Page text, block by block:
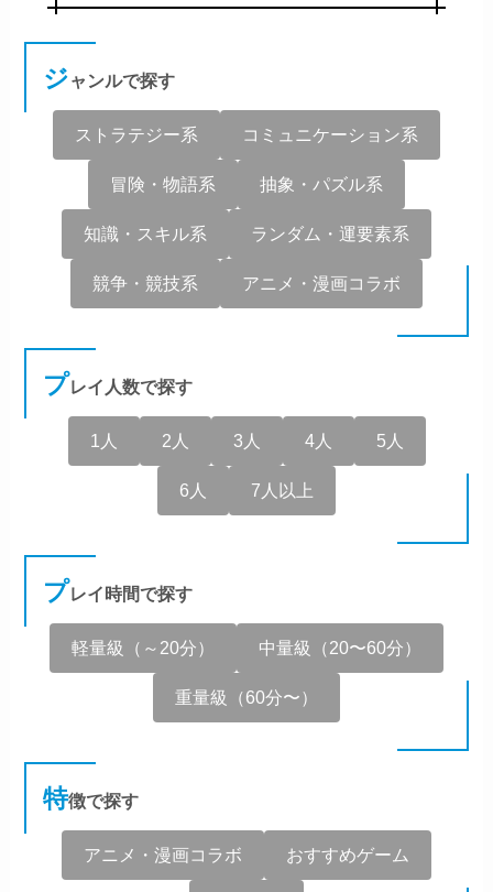
ジャンルで探す
ストラテジー系 コミュニケーション系
冒険・物語系 抽象・パズル系
知識・スキル系 ランダム・運要素系
競争・競技系 アニメ・漫画コラボ
プレイ人数で探す
1人 2人 3人 4人 5人
6人 7人以上
プレイ時間で探す
軽量級（～20分） 中量級（20〜60分）
重量級（60分〜）
特徴で探す
アニメ・漫画コラボ おすすめゲーム